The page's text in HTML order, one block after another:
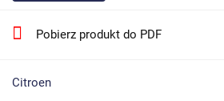
Pobierz produkt do PDF
Citroen